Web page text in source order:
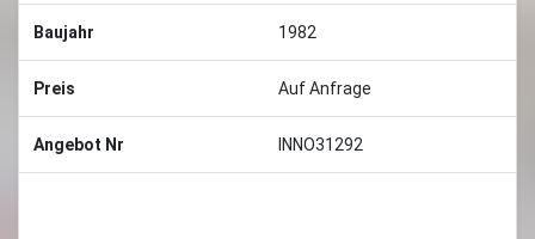
Baujahr 1982
Preis Auf Anfrage
Angebot Nr INNO31292